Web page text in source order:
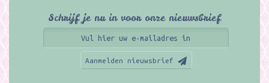
Schrijf je nu in voor onze nieuwsbrief
Aanmelden nieuwsbrief